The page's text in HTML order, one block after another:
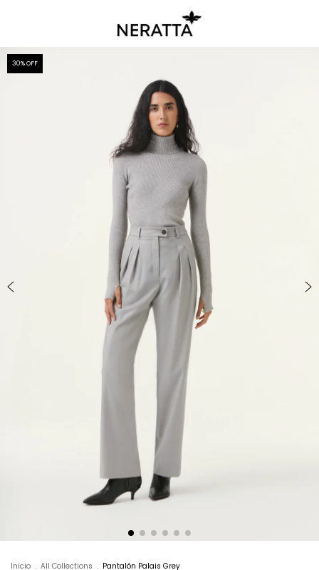
30% OFF
Inicio . All Collections . Pantalón Palais Grey